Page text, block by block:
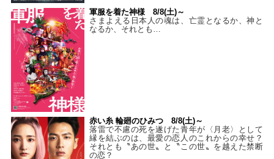
軍服を着た神様 8/8(土)～
さまよえる日本人の魂は、亡霊となるか、神と
なるか、それとも…
赤い糸 輪廻のひみつ 8/8(土)～
落雷で不慮の死を遂げた青年が〈月老〉として
縁を結ぶのは、最愛の恋人のこれからの幸せ？
それとも〝あの世〟と〝この世〟を越えた禁断
の恋？